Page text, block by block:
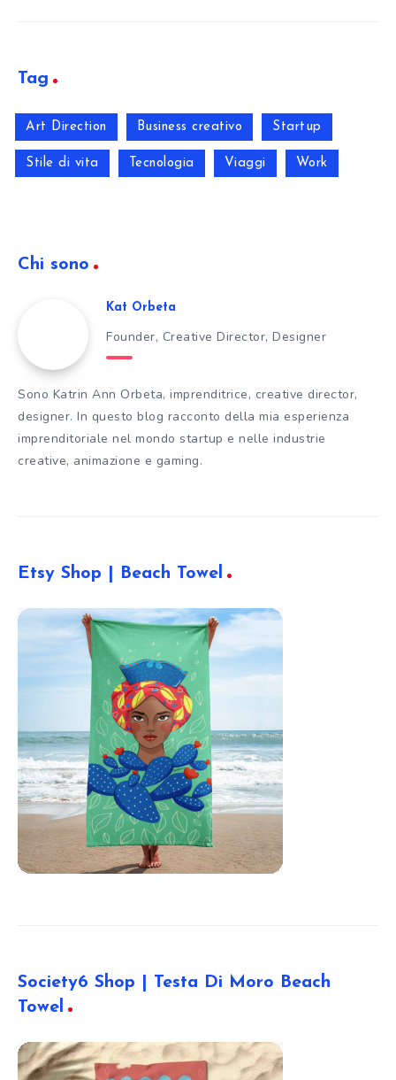
Tag
Art Direction Business creativo Startup
Stile di vita Tecnologia Viaggi Work
Chi sono
Kat Orbeta
Founder, Creative Director, Designer
Sono Katrin Ann Orbeta, imprenditrice, creative director,
designer. In questo blog racconto della mia esperienza
imprenditoriale nel mondo startup e nelle industrie
creative, animazione e gaming.
Etsy Shop | Beach Towel
Society6 Shop | Testa Di Moro Beach
Towel